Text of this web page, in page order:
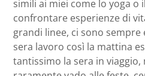
simili ai miei come lo yoga o
confrontare esperienze di
grandi linee, ci sono sempre
sera lavoro così la mattina
tantissimo la sera in viaggio,